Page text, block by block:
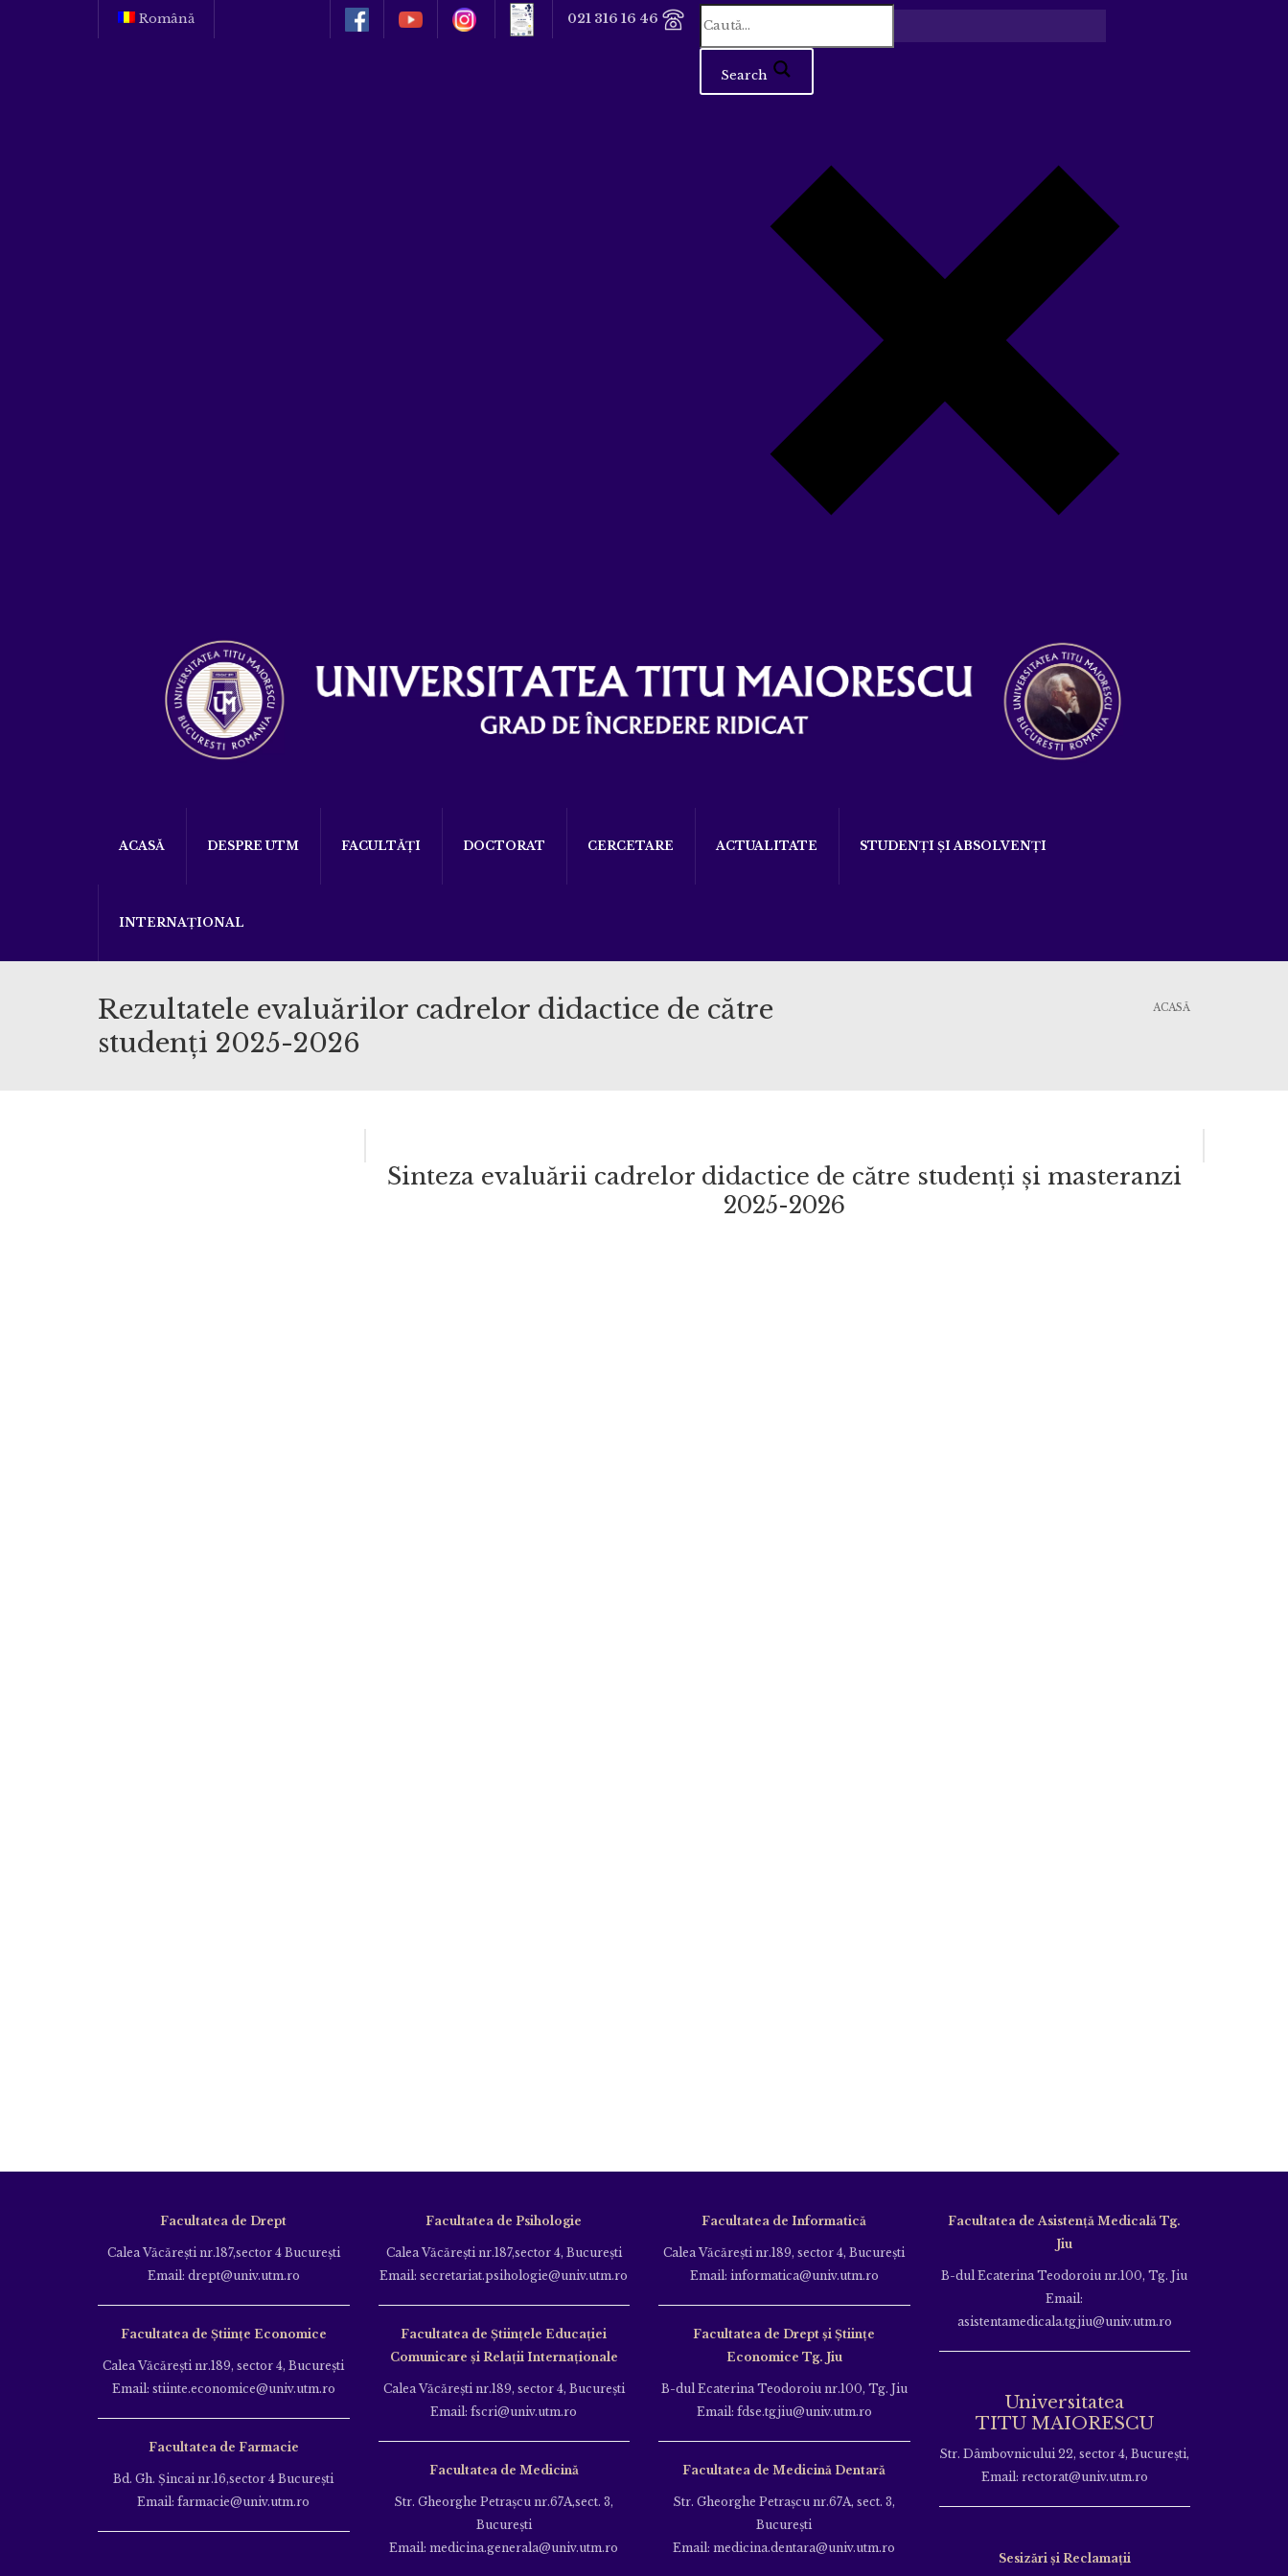
Română 021 316 16 46
Search
ACASĂ DESPRE UTM FACULTĂȚI DOCTORAT CERCETARE ACTUALITATE STUDENȚI ȘI ABSOLVENȚI
INTERNAȚIONAL
Rezultatele evaluărilor cadrelor didactice de către
studenți 2025-2026
ACASĂ
Sinteza evaluării cadrelor didactice de către studenți și masteranzi
2025-2026
Facultatea de Drept
Calea Văcăreşti nr.187,sector 4 Bucureşti
Email: drept@univ.utm.ro
Facultatea de Științe Economice
Calea Văcăreşti nr.189, sector 4, Bucureşti
Email: stiinte.economice@univ.utm.ro
Facultatea de Farmacie
Bd. Gh. Şincai nr.16,sector 4 Bucureşti
Email: farmacie@univ.utm.ro
Facultatea de Psihologie
Calea Văcăreşti nr.187,sector 4, Bucureşti
Email: secretariat.psihologie@univ.utm.ro
Facultatea de Ştiinţele Educației
Comunicare și Relații Internaționale
Calea Văcăreşti nr.189, sector 4, Bucureşti
Email: fscri@univ.utm.ro
Facultatea de Medicină
Str. Gheorghe Petraşcu nr.67A,sect. 3,
Bucureşti
Email: medicina.generala@univ.utm.ro
Facultatea de Informatică
Calea Văcăreşti nr.189, sector 4, Bucureşti
Email: informatica@univ.utm.ro
Facultatea de Drept și Științe
Economice Tg. Jiu
B-dul Ecaterina Teodoroiu nr.100, Tg. Jiu
Email: fdse.tgjiu@univ.utm.ro
Facultatea de Medicină Dentară
Str. Gheorghe Petraşcu nr.67A, sect. 3,
Bucureşti
Email: medicina.dentara@univ.utm.ro
Facultatea de Asistență Medicală Tg.
Jiu
B-dul Ecaterina Teodoroiu nr.100, Tg. Jiu
Email:
asistentamedicala.tgjiu@univ.utm.ro
Universitatea
TITU MAIORESCU
Str. Dâmbovnicului 22, sector 4, București,
Email: rectorat@univ.utm.ro
Sesizări și Reclamații